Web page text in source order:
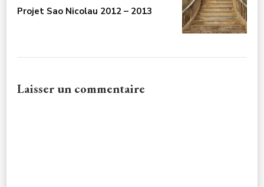
Projet Sao Nicolau 2012 – 2013
Laisser un commentaire